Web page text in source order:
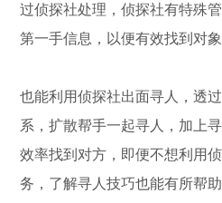
过侦探社处理，侦探社有特殊
第一手信息，以便有效找到对象
也能利用侦探社出面寻人，透
系，扩散帮手一起寻人，加上
效率找到对方，即便不想利用
务，了解寻人技巧也能有所帮